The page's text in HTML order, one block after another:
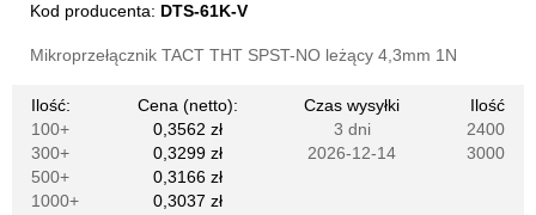
Kod producenta: DTS-61K-V
Mikroprzełącznik TACT THT SPST-NO leżący 4,3mm 1N
Ilość:
Cena (netto):
100+
0,3562 zł
300+
0,3299 zł
500+
0,3166 zł
1000+
0,3037 zł
Czas wysyłki
Ilość
3 dni
2400
2026-12-14
3000